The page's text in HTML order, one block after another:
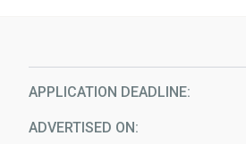
APPLICATION DEADLINE
ADVERTISED ON